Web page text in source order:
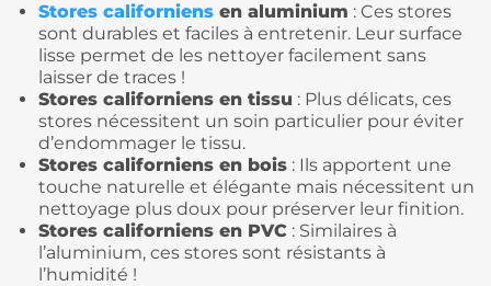
Stores californiens en aluminium : Ces stores
sont durables et faciles à entretenir. Leur surface
lisse permet de les nettoyer facilement sans
laisser de traces !
Stores californiens en tissu : Plus délicats, ces
stores nécessitent un soin particulier pour éviter
d’endommager le tissu.
Stores californiens en bois : Ils apportent une
touche naturelle et élégante mais nécessitent un
nettoyage plus doux pour préserver leur finition.
Stores californiens en PVC : Similaires à
l’aluminium, ces stores sont résistants à
l’humidité !